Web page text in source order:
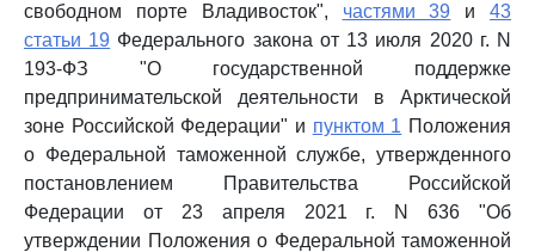
свободном порте Владивосток", частями 39 и43
статьи 19 Федерального закона от 13 июля 2020 г. N
193-ФЗ "О государственной поддержке
предпринимательской деятельности в Арктической
зоне Российской Федерации" и пунктом 1 Положения
о Федеральной таможенной службе, утвержденного
постановлением Правительства Российской
Федерации от 23 апреля 2021 г. N 636 "Об
утверждении Положения о Федеральной таможенной